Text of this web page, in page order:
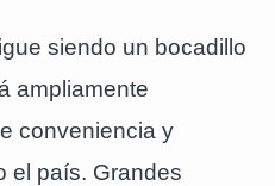
siendo un bocadillo
ampliamente
conveniencia y
el país. Grandes